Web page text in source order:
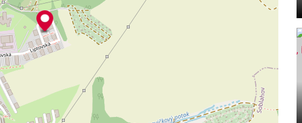
plastové,
všetky fasádne okná z bytov, farba RAL 9007. Na
pre montáž žaluzií na diaľkové ovládanie.
podlahy zn. EGGER hr. 7 a 8 mm, výber z viacerých